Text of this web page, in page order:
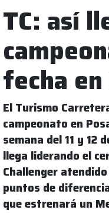
TC: así
fecha
El Turismo
campeonato en
semana del 11 y 12
llega liderando el
Challenger
puntos de
que estrenará un